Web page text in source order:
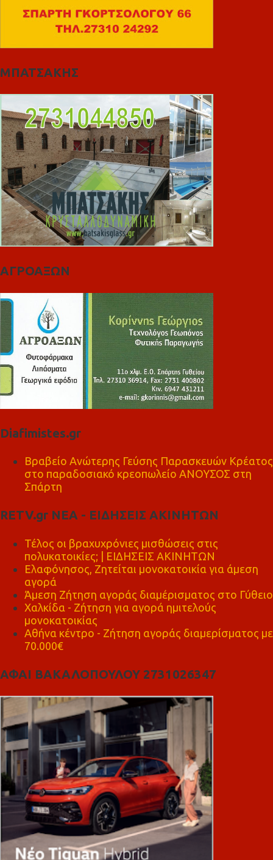
ΜΠΑΤΣΑΚΗΣ
ΑΓΡΟΑΞΩΝ
Diafimistes.gr
Βραβείο Ανώτερης Γεύσης Παρασκευών Κρέατος
στο παραδοσιακό κρεοπωλείο ΑΝΟΥΣΟΣ στη
Σπάρτη
RETV.gr ΝΕΑ - ΕΙΔΗΣΕΙΣ ΑΚΙΝΗΤΩΝ
Τέλος οι βραχυχρόνιες μισθώσεις στις
πολυκατοικίες; | ΕΙΔΗΣΕΙΣ ΑΚΙΝΗΤΩΝ
Ελαφόνησος, Ζητείται μονοκατοικία για άμεση
αγορά
Άμεση Ζήτηση αγοράς διαμέρισματος στο Γύθειο
Χαλκίδα - Ζήτηση για αγορά ημιτελούς
μονοκατοικίας
Αθήνα κέντρο - Ζήτηση αγοράς διαμερίσματος με
70.000€
ΑΦΑΙ ΒΑΚΑΛΟΠΟΥΛΟΥ 2731026347